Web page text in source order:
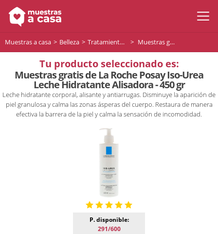
Muestras a casa Belleza Tratamiento facial Muestras gratis de La Roche Posay Iso-Urea Leche Hidratante Alisadora - 450 gr
Tu producto seleccionado es:
Muestras gratis de La Roche Posay Iso-Urea
Leche Hidratante Alisadora - 450 gr
Leche hidratante corporal, alisante y antiarrugas. Disminuye la aparición de
piel granulosa y calma las zonas ásperas del cuerpo. Restaura de manera
efectiva la barrera de la piel y calma la sensación de incomodidad.
P. disponible:
291/600